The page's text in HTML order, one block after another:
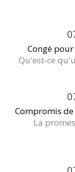
Congé
Qu'est-ce
Compromis
La